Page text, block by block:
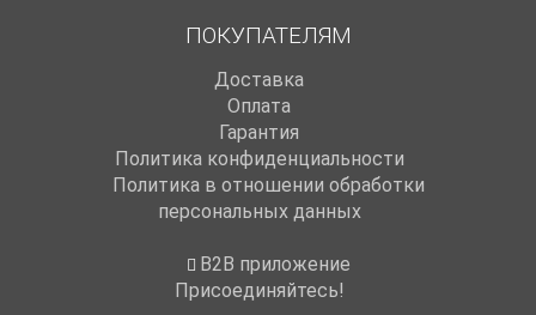
ПОКУПАТЕЛЯМ
Доставка
Оплата
Гарантия
Политика конфиденциальности
Политика в отношении обработки
персональных данных
B2B приложение
Присоединяйтесь!